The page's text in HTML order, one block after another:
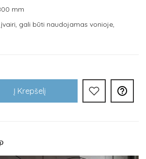
mm
gali būti naudojamas vonioje,
Į Krepšelį 